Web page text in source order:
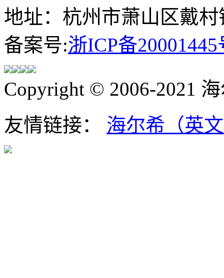
地址：杭州市萧山区戴
备案号:浙ICP备20001445
Copyright © 2006-2021
友情链接： 海尔希（英